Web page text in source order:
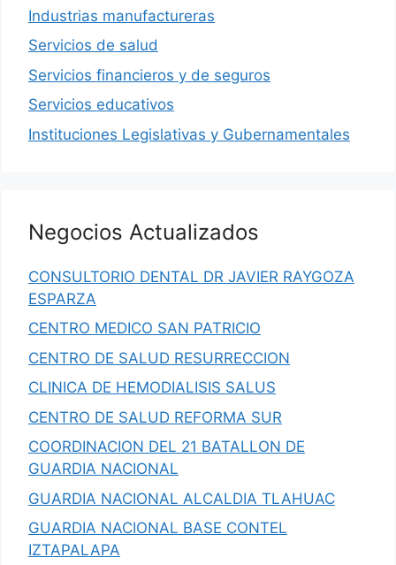
Industrias manufactureras
Servicios de salud
Servicios financieros y de seguros
Servicios educativos
Instituciones Legislativas y Gubernamentales
Negocios Actualizados
CONSULTORIO DENTAL DR JAVIER RAYGOZA
ESPARZA
CENTRO MEDICO SAN PATRICIO
CENTRO DE SALUD RESURRECCION
CLINICA DE HEMODIALISIS SALUS
CENTRO DE SALUD REFORMA SUR
COORDINACION DEL 21 BATALLON DE
GUARDIA NACIONAL
GUARDIA NACIONAL ALCALDIA TLAHUAC
GUARDIA NACIONAL BASE CONTEL
IZTAPALAPA